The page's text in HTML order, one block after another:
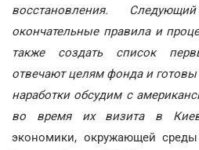
восстановления.
окончательные правила и
также создать список
отвечают целям фонда и готовы
наработки обсудим с
во время их визита в
экономики, окружающей среды